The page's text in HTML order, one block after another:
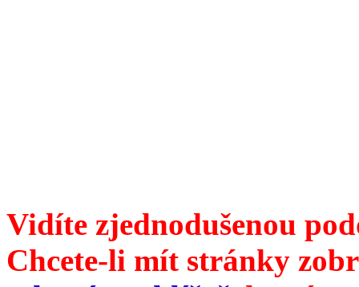
Vidíte zjednodušenou
Chcete-li mít stránky